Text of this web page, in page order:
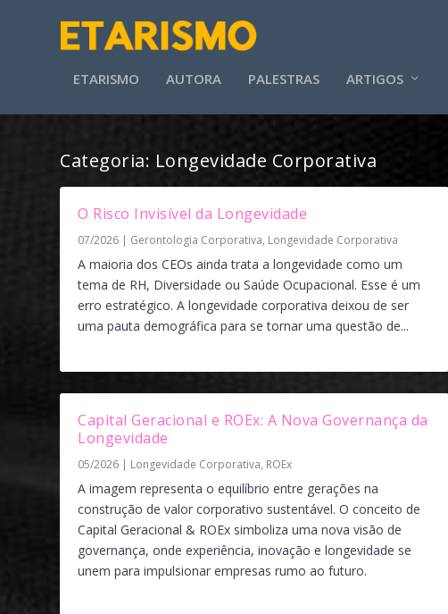
ETARISMO AUTORA PALESTRAS ARTIGOS
Categoria: Longevidade Corporativa
O Risco Invisível da Longevidade
07/2026 | Gerontologia Corporativa, Longevidade Corporativa
A maioria dos CEOs ainda trata a longevidade como um
tema de RH, Diversidade ou Saúde Ocupacional. Esse é um
erro estratégico. A longevidade corporativa deixou de ser
uma pauta demográfica para se tornar uma questão de...
Capital Geracional e ROEx: A Nova Governança da
Longevidade
05/2026 | Longevidade Corporativa, ROEx
A imagem representa o equilíbrio entre gerações na
construção de valor corporativo sustentável. O conceito de
Capital Geracional & ROEx simboliza uma nova visão de
governança, onde experiência, inovação e longevidade se
unem para impulsionar empresas rumo ao futuro.